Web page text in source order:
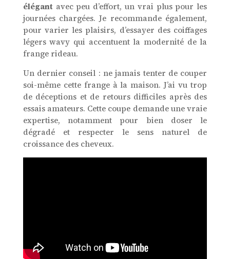
élégant avec peu d’effort, un vrai plus pour les
journées chargées. Je recommande également,
pour varier les plaisirs, d’essayer des coiffages
légers wavy qui accentuent la modernité de la
frange rideau.
Un dernier conseil : ne jamais tenter de couper
soi-même cette frange à la maison. J’ai vu trop
de déceptions et de retours difficiles après des
essais amateurs. Cette coupe demande une vraie
expertise, notamment pour bien doser le
dégradé et respecter le sens naturel de
croissance des cheveux.